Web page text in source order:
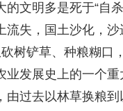
文明多是死于“自杀
流失，国土沙化，沙
树铲草、种粮糊口
业发展史上的一个重
由过去以林草换粮